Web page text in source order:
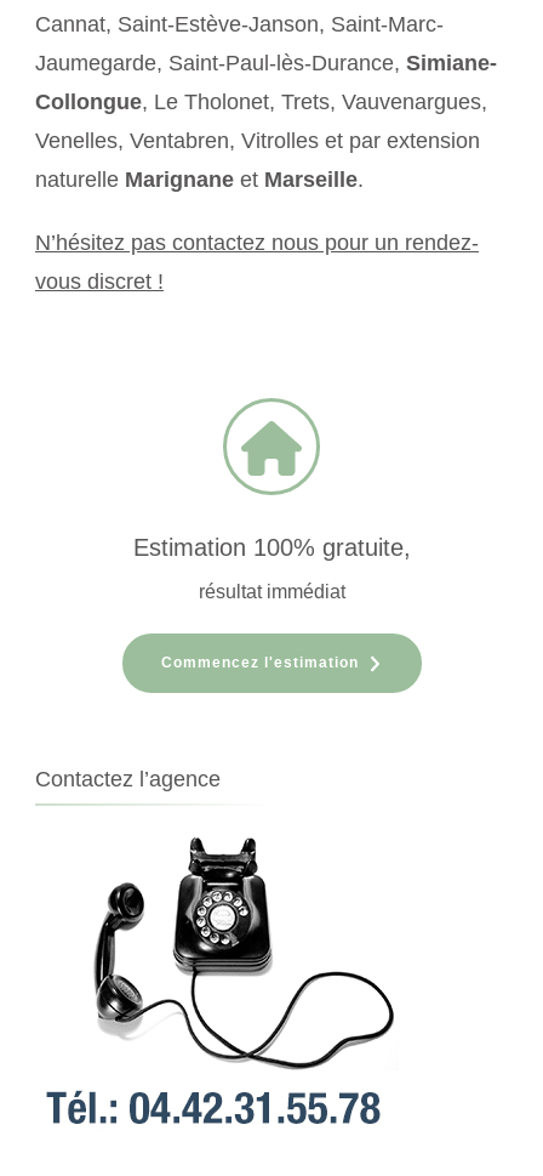
Cannat, Saint-Estève-Janson, Saint-Marc-
Jaumegarde, Saint-Paul-lès-Durance, Simiane-
Collongue, Le Tholonet, Trets, Vauvenargues,
Venelles, Ventabren, Vitrolles et par extension
naturelle Marignane et Marseille.
N’hésitez pas contactez nous pour un rendez-
vous discret !
Estimation 100% gratuite,
résultat immédiat
Commencez l'estimation
Contactez l’agence